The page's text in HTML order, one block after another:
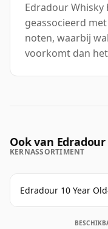
Edradour
geassocieerd
noten, waarbij
voorkomt dan
Ook van Edradour
KERNASSORTIMENT
Edradour 10 Year Old